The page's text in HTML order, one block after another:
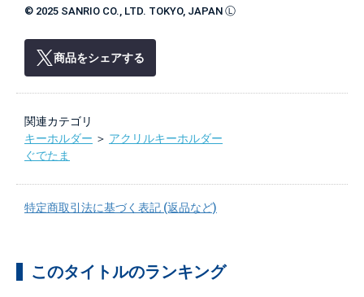
© 2025 SANRIO CO., LTD. TOKYO, JAPAN Ⓛ
商品をシェアする
関連カテゴリ
キーホルダー ＞ アクリルキーホルダー
ぐでたま
特定商取引法に基づく表記 (返品など)
このタイトルのランキング